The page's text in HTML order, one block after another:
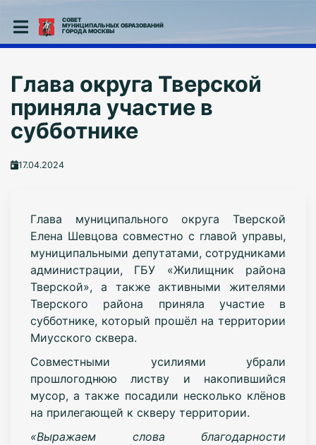
СОВЕТ
МУНИЦИПАЛЬНЫХ ОБРАЗОВАНИЙ
ГОРОДА МОСКВЫ
Глава округа Тверской
приняла участие в
субботнике
17.04.2024
Глава муниципального округа Тверской
Елена Шевцова совместно с главой управы,
муниципальными депутатами, сотрудниками
администрации, ГБУ «Жилищник района
Тверской», а также активными жителями
Тверского района приняла участие в
субботнике, который прошёл на территории
Миусского сквера.
Совместными усилиями убрали
прошлогоднюю листву и накопившийся
мусор, а также посадили несколько клёнов
на прилегающей к скверу территории.
«Выражаем слова благодарности